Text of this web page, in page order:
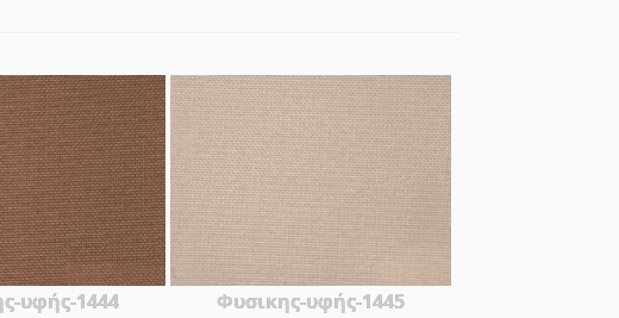
υφής-1444 Φυσικης-υφής-1445